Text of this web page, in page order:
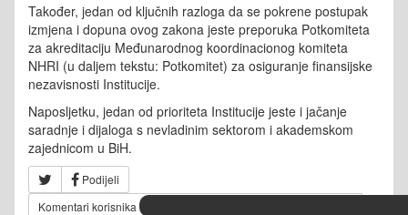
Također, jedan od ključnih razloga da se pokrene postupak
izmjena i dopuna ovog zakona jeste preporuka Potkomiteta
za akreditaciju Međunarodnog koordinacionog komiteta
NHRI (u daljem tekstu: Potkomitet) za osiguranje finansijske
nezavisnosti Institucije.
Naposljetku, jedan od prioriteta Institucije jeste i jačanje
saradnje i dijaloga s nevladinim sektorom i akademskom
zajednicom u BiH.
Podijeli
Komentari korisnika